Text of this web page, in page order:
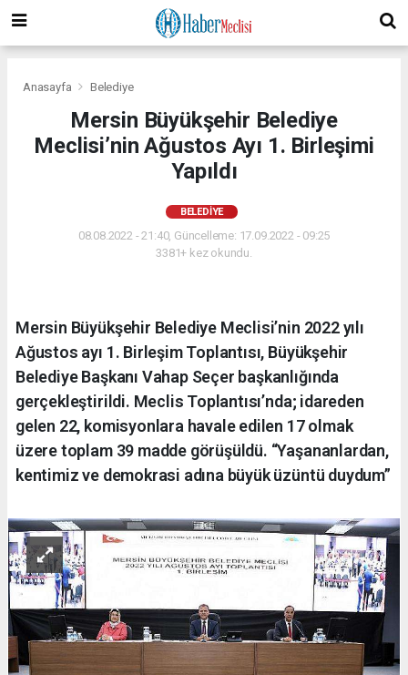
Anasayfa Belediye
Mersin Büyükşehir Belediye
Meclisi’nin Ağustos Ayı 1. Birleşimi
Yapıldı
BELEDIYE
08.08.2022 - 21:40, Güncelleme: 17.09.2022 - 09:25
3381+ kez okundu.
Mersin Büyükşehir Belediye Meclisi’nin 2022 yılı
Ağustos ayı 1. Birleşim Toplantısı, Büyükşehir
Belediye Başkanı Vahap Seçer başkanlığında
gerçekleştirildi. Meclis Toplantısı’nda; idareden
gelen 22, komisyonlara havale edilen 17 olmak
üzere toplam 39 madde görüşüldü. “Yaşananlardan,
kentimiz ve demokrasi adına büyük üzüntü duydum”